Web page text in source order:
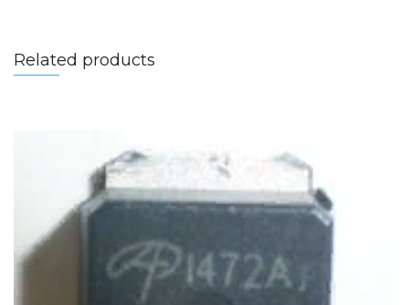
Related products